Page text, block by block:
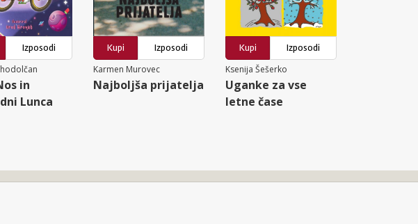
Izposodi
in
Lunca
Kupi
Izposodi
Karmen Murovec
Najboljša prijatelja
Kupi
Izposodi
Ksenija Šešerko
Uganke za vse
letne čase